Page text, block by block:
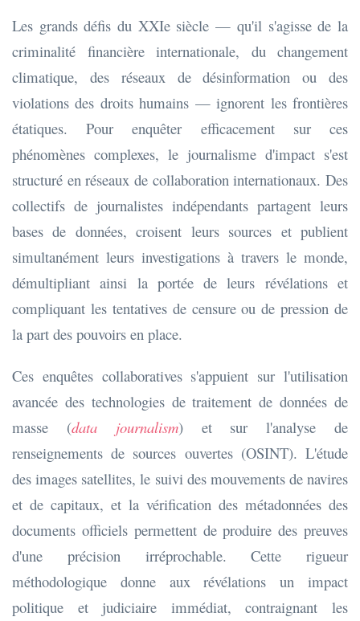
Les grands défis du XXIe siècle — qu'il s'agisse de la
criminalité financière internationale, du changement
climatique, des réseaux de désinformation ou des
violations des droits humains — ignorent les frontières
étatiques. Pour enquêter efficacement sur ces
phénomènes complexes, le journalisme d'impact s'est
structuré en réseaux de collaboration internationaux. Des
collectifs de journalistes indépendants partagent leurs
bases de données, croisent leurs sources et publient
simultanément leurs investigations à travers le monde,
démultipliant ainsi la portée de leurs révélations et
compliquant les tentatives de censure ou de pression de
la part des pouvoirs en place.
Ces enquêtes collaboratives s'appuient sur l'utilisation
avancée des technologies de traitement de données de
masse (data journalism) et sur l'analyse de
renseignements de sources ouvertes (OSINT). L'étude
des images satellites, le suivi des mouvements de navires
et de capitaux, et la vérification des métadonnées des
documents officiels permettent de produire des preuves
d'une précision irréprochable. Cette rigueur
méthodologique donne aux révélations un impact
politique et judiciaire immédiat, contraignant les